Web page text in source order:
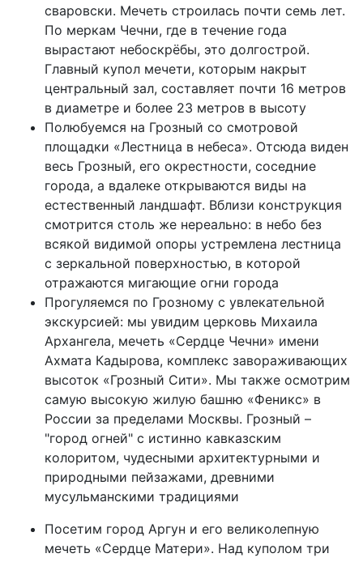
сваровски. Мечеть строилась почти семь лет.
По меркам Чечни, где в течение года
вырастают небоскрёбы, это долгострой.
Главный купол мечети, которым накрыт
центральный зал, составляет почти 16 метров
в диаметре и более 23 метров в высоту
Полюбуемся на Грозный со смотровой
площадки «Лестница в небеса». Отсюда виден
весь Грозный, его окрестности, соседние
города, а вдалеке открываются виды на
естественный ландшафт. Вблизи конструкция
смотрится столь же нереально: в небо без
всякой видимой опоры устремлена лестница
с зеркальной поверхностью, в которой
отражаются мигающие огни города
Прогуляемся по Грозному с увлекательной
экскурсией: мы увидим церковь Михаила
Архангела, мечеть «Сердце Чечни» имени
Ахмата Кадырова, комплекс завораживающих
высоток «Грозный Сити». Мы также осмотрим
самую высокую жилую башню «Феникс» в
России за пределами Москвы. Грозный –
"город огней" с истинно кавказским
колоритом, чудесными архитектурными и
природными пейзажами, древними
мусульманскими традициями
Посетим город Аргун и его великолепную
мечеть «Сердце Матери». Над куполом три